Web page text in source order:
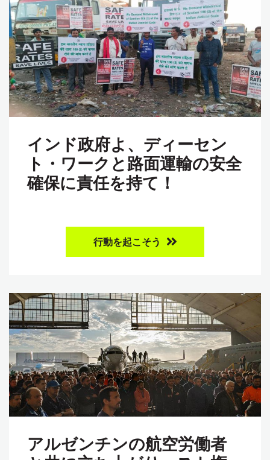
インド政府よ、ディーセン
ト・ワークと路面運輸の安全
確保に責任を持て！
行動を起こそう
アルゼンチンの航空労働者